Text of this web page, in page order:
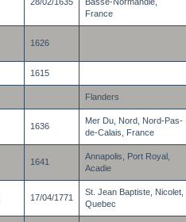
France
1626
1615
Flanders
1636
Mer Du, Nord, Nord-Pas-
de-Calais, France
1641
Annapolis, Port Royal,
Acadie
17/04/1771
St. Jean Baptiste, Nicolet,
Quebec